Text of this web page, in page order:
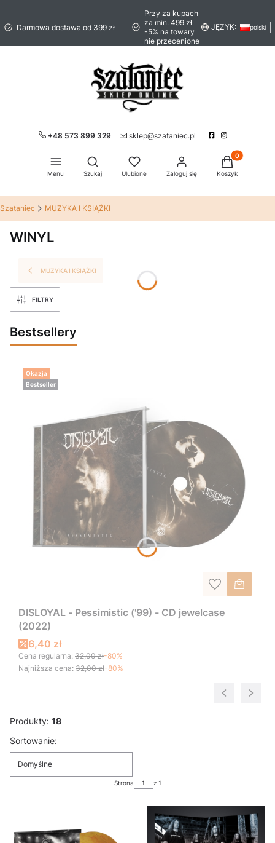
Darmowa dostawa od 399 zł
Przy za kupach
za min. 499 zł
-5% na towary
nie przecenione
JĘZYK: polski
+48 573 899 329 sklep@szataniec.pl
Menu
Otwórz wyszukiwarkę
Szukaj Ulubione Zaloguj się
Produkty w
Koszyk
Szataniec MUZYKA I KSIĄŻKI
WINYL
MUZYKA I KSIĄŻKI
FILTRY
Bestsellery
Okazja
Bestseller
DISLOYAL - Pessimistic ('99) - CD jewelcase
(2022)
6,40 zł
Cena regularna: 32,00 zł-80%
Najniższa cena: 32,00 zł-80%
Produkty: 18
Lista produktów
Sortowanie:
Domyślne
Strona z 1